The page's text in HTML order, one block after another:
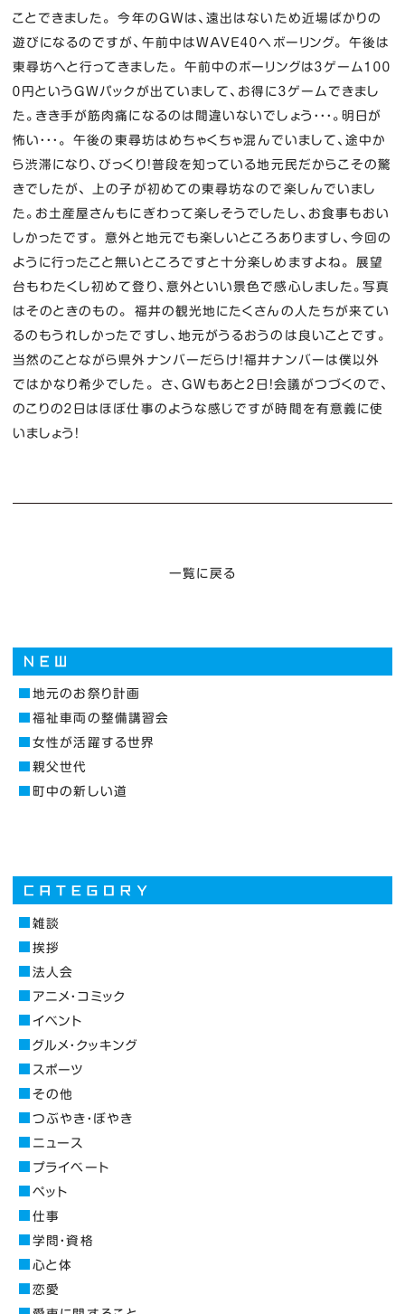
ことできました。 今年のＧＷは、遠出はないため近場ばかりの
遊びになるのですが、午前中はＷＡＶＥ４０へボーリング。 午後は
東尋坊へと行ってきました。 午前中のボーリングは３ゲーム１００
０円というＧＷパックが出ていまして、お得に３ゲームできまし
た。きき手が筋肉痛になるのは間違いないでしょう・・・。明日が
怖い・・・。 午後の東尋坊はめちゃくちゃ混んでいまして、途中か
ら渋滞になり、びっくり！普段を知っている地元民だからこその驚
きでしたが、 上の子が初めての東尋坊なので楽しんでいまし
た。お土産屋さんもにぎわって楽しそうでしたし、お食事もおい
しかったです。 意外と地元でも楽しいところありますし、今回の
ように行ったこと無いところですと十分楽しめますよね。 展望
台もわたくし初めて登り、意外といい景色で感心しました。写真
はそのときのもの。 福井の観光地にたくさんの人たちが来てい
るのもうれしかったですし、地元がうるおうのは良いことです。
当然のことながら県外ナンバーだらけ！福井ナンバーは僕以外
ではかなり希少でした。 さ、ＧＷもあと２日！会議がつづくので、
のこりの２日はほぼ仕事のような感じですが時間を有意義に使
いましょう！
一覧に戻る
地元のお祭り計画
福祉車両の整備講習会
女性が活躍する世界
親父世代
町中の新しい道
雑談
挨拶
法人会
アニメ・コミック
イベント
グルメ・クッキング
スポーツ
その他
つぶやき・ぼやき
ニュース
プライベート
ペット
仕事
学問・資格
心と体
恋愛